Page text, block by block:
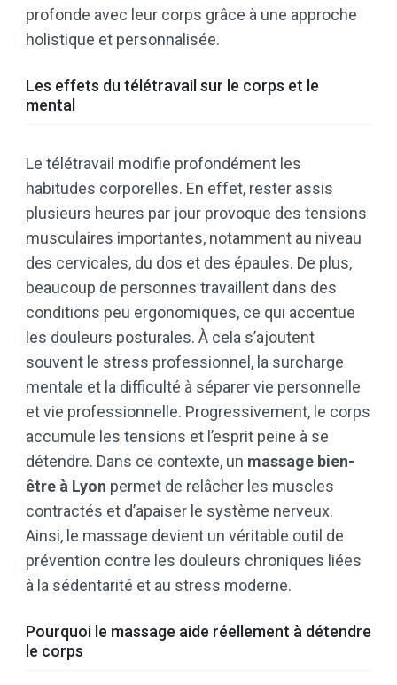
profonde avec leur corps grâce à une approche
holistique et personnalisée.
Les effets du télétravail sur le corps et le
mental
Le télétravail modifie profondément les
habitudes corporelles. En effet, rester assis
plusieurs heures par jour provoque des tensions
musculaires importantes, notamment au niveau
des cervicales, du dos et des épaules. De plus,
beaucoup de personnes travaillent dans des
conditions peu ergonomiques, ce qui accentue
les douleurs posturales. À cela s’ajoutent
souvent le stress professionnel, la surcharge
mentale et la difficulté à séparer vie personnelle
et vie professionnelle. Progressivement, le corps
accumule les tensions et l’esprit peine à se
détendre. Dans ce contexte, un massage bien-
être à Lyon permet de relâcher les muscles
contractés et d’apaiser le système nerveux.
Ainsi, le massage devient un véritable outil de
prévention contre les douleurs chroniques liées
à la sédentarité et au stress moderne.
Pourquoi le massage aide réellement à détendre
le corps